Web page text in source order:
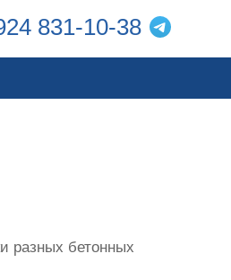
831-10-38
разных бетонных